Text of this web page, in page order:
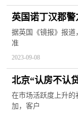
英国诺丁汉郡
件
据英国《镜报》报道
准
2023-09-08
北京“认房不认
在市场活跃度上升的
加，客户